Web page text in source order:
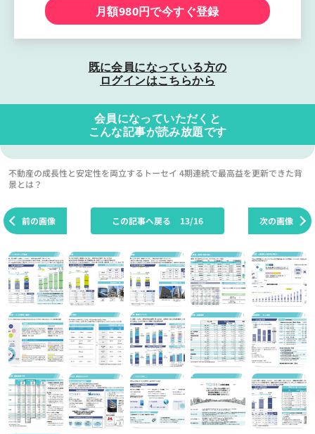
月額980円で今すぐ登録
既に会員になっている方の
ログインはこちらから
会員になっていただくと
こんな記事が読み放題です
不動産の成長性と安定性を両立するトーセイ 4期連続で最高益を更新できた背
景とは？
前の画像 次の画像
この記事へ戻る 13/16